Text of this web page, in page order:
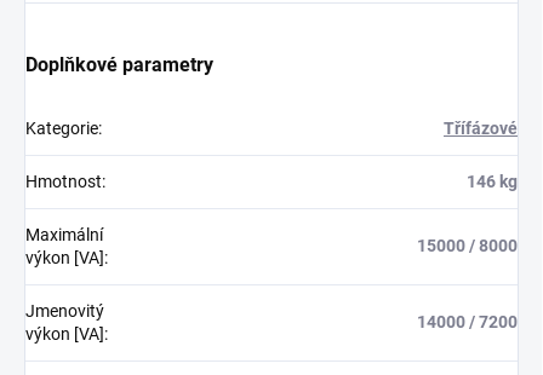
Doplňkové parametry
Kategorie: Třífázové
Hmotnost: 146 kg
Maximální
výkon [VA]:
15000 / 8000
Jmenovitý
výkon [VA]:
14000 / 7200